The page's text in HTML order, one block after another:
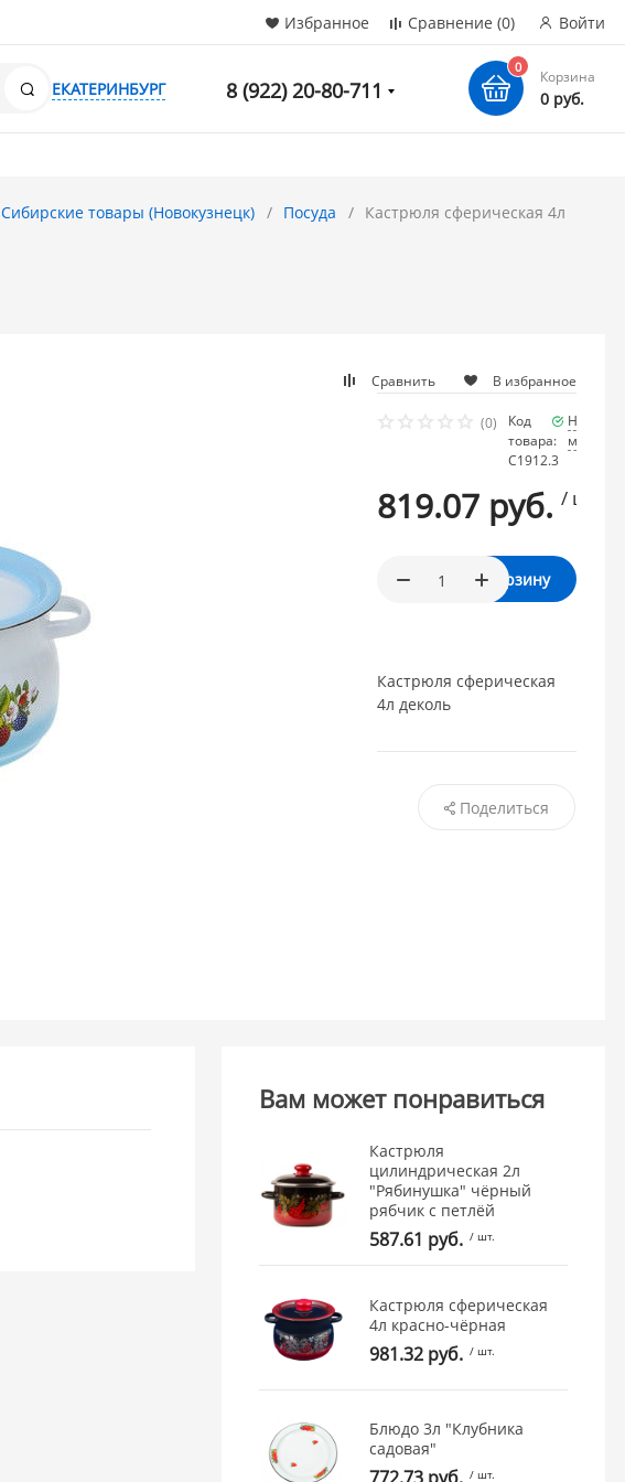
Избранное Сравнение (0) Войти
Поиск
ЕКАТЕРИНБУРГ 8 (922) 20-80-711
0
Корзина
0 руб.
Сибирские товары (Новокузнецк) Посуда
Кастрюля сферическая 4л
Сравнить В избранное
(0)
Код
товара:
С1912.3
мало
819.07 руб. / шт.
В корзину
Кастрюля сферическая
4л деколь
Поделиться
Вам может понравиться
Кастрюля
цилиндрическая 2л
"Рябинушка" чёрный
рябчик с петлёй
587.61 руб. / шт.
Кастрюля сферическая
4л красно-чёрная
981.32 руб. / шт.
Блюдо 3л "Клубника
садовая"
/ шт.